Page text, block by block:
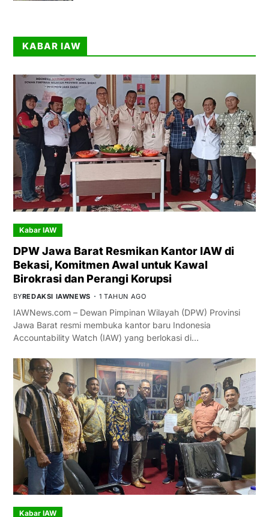
KABAR IAW
Kabar IAW
DPW Jawa Barat Resmikan Kantor IAW di
Bekasi, Komitmen Awal untuk Kawal
Birokrasi dan Perangi Korupsi
BYREDAKSI IAWNEWS 1 TAHUN AGO
IAWNews.com – Dewan Pimpinan Wilayah (DPW) Provinsi
Jawa Barat resmi membuka kantor baru Indonesia
Accountability Watch (IAW) yang berlokasi di…
Kabar IAW